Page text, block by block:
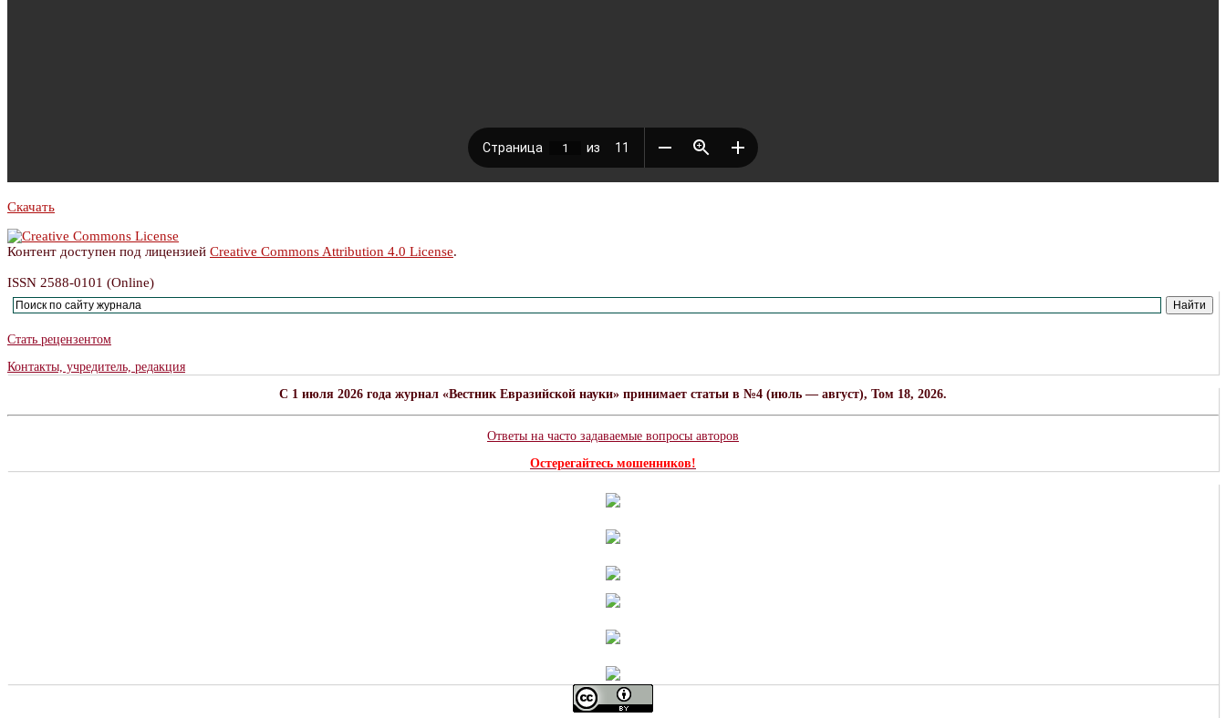
Скачать
Контент доступен под лицензией Creative Commons Attribution 4.0 License.
ISSN 2588-0101 (Online)
Стать рецензентом
Контакты, учредитель, редакция
C 1 июля 2026 года журнал «Вестник Евразийской науки» принимает статьи в №4 (июль — август), Том 18, 2026.
Ответы на часто задаваемые вопросы авторов
Остерегайтесь мошенников!